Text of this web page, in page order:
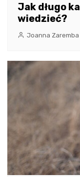
Jak długo
wiedzieć?
Joanna Zaremba